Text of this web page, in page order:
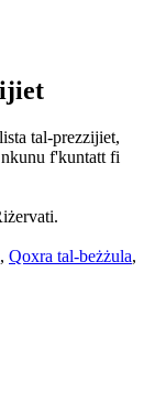
tal-prezzijiet,
f'kuntatt fi
, Qoxra tal-beżżula,